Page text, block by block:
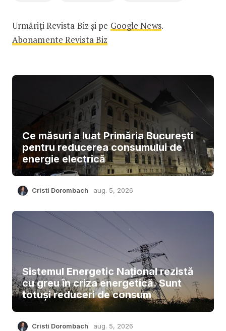
Urmăriți Revista Biz și pe Google News.
Abonamente Revista Biz
Ce măsuri a luat Primăria București
pentru reducerea consumului de
energie electrică
Cristi Dorombach aug. 5, 2026
Sistemul Energetic Național rezistă
cu greu în criza energetică. Sunt
totuși reduceri de consum
Cristi Dorombach aug. 5, 2026